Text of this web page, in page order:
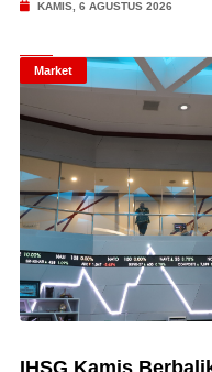
KAMIS, 6 AGUSTUS 2026
Market
IHSG Kamis